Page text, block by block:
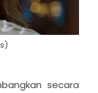
secara